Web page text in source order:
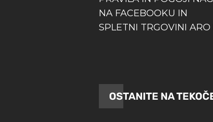
NA FACEBOOKU IN
SPLETNI TRGOVINI ARO
OSTANITE NA